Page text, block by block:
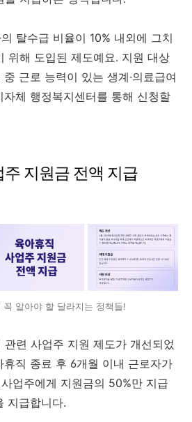
탈수급 비율이 10% 내외에 그치
위해 도입된 제도예요. 지원 대상
근로 능력이 있는 생계·의료급여
체 행정복지센터를 통해 신청할
지원금 전액 지급
꼭 알아야 할 달라지는 정책들!
관련 사업주 지원 제도가 개선되었
휴직 종료 후 6개월 이내 근로자가
업주에게 지원금의 50%만 지급
지급합니다.